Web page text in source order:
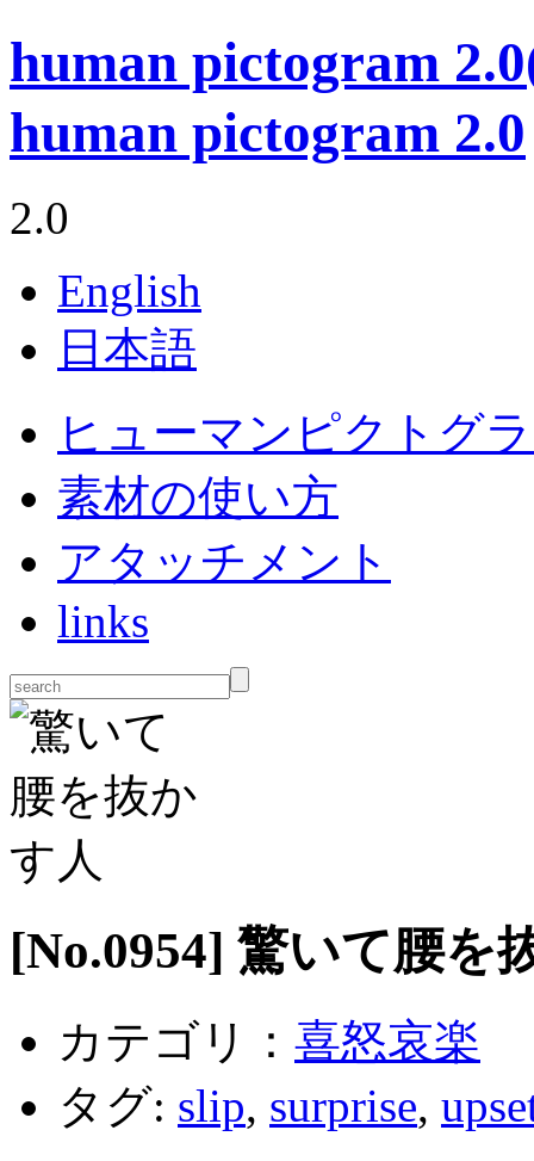
human pictogram
human pictogram 2.0
2.0
English
日本語
ヒューマンピクトグ
素材の使い方
アタッチメント
links
[No.0954] 驚いて腰を
カテゴリ： 喜怒哀楽
タグ: slip, surprise,